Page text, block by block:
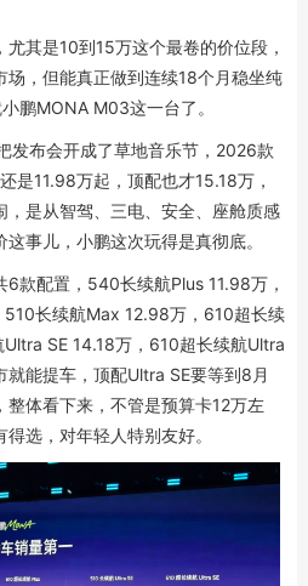
其是10到15万这个最卷的价位段，
场，但能真正做到连续18个月稳坐纯
鹏MONA M03这一台了。
发布会开成了草地音乐节，2026款
是11.98万起，顶配也才15.18万，
，是从智驾、三电、安全、座舱质感
事儿，小鹏这次玩得是真彻底。
款配置，540长续航Plus 11.98万，
长续航Max 12.98万，610超长续
SE 14.18万，610超长续航Ultra
就能提车，顶配Ultra SE要等到8月
体看下来，不管是预算卡12万左
选，对年轻人特别友好。